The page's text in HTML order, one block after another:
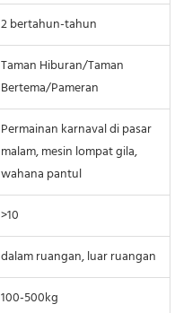
2 bertahun-tahun
Taman Hiburan/Taman
Bertema/Pameran
Permainan karnaval di pasar
malam, mesin lompat gila,
wahana pantul
>10
dalam ruangan, luar ruangan
100-500kg